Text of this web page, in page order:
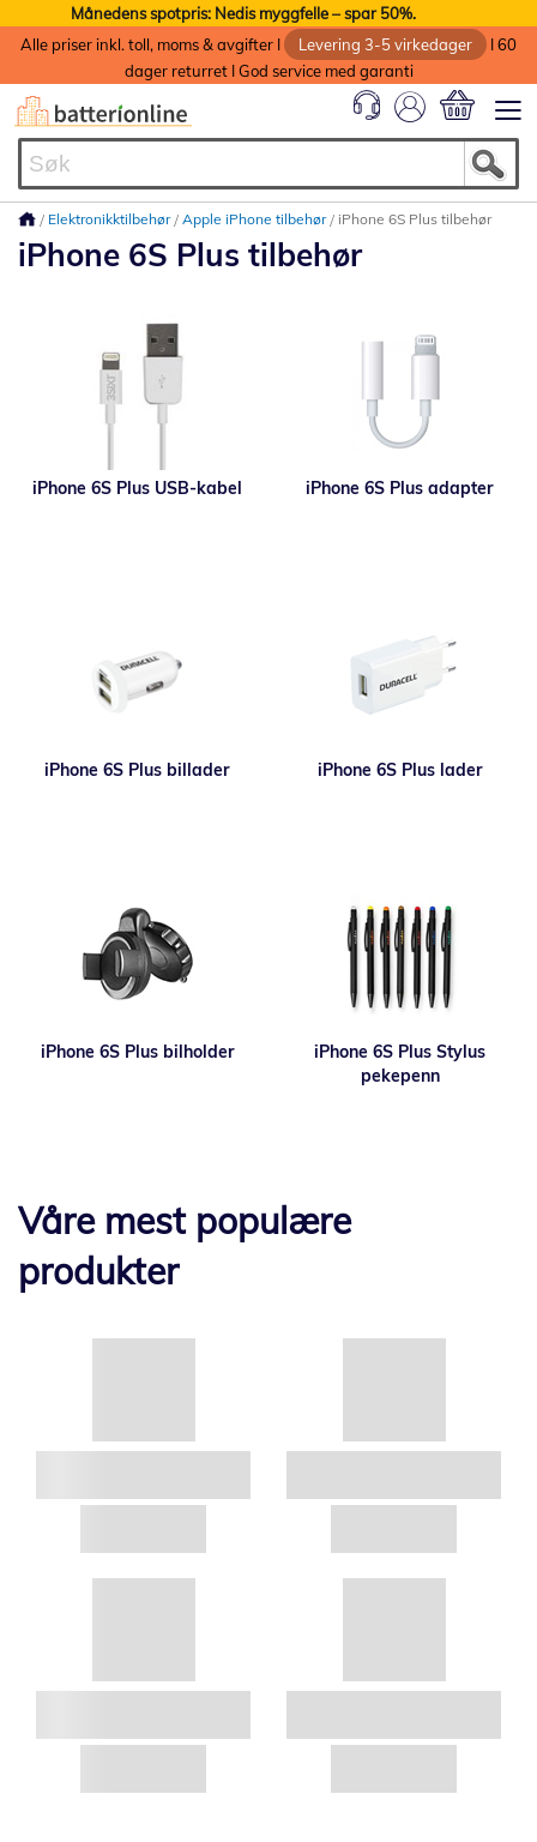
Månedens spotpris: Nedis myggfelle – spar 50%.
Alle priser inkl. toll, moms & avgifter I
Levering 3-5 virkedager
I 60
dager returret I God service med garanti
Elektronikktilbehør Apple iPhone tilbehør iPhone 6S Plus tilbehør
iPhone 6S Plus tilbehør
iPhone 6S Plus USB-kabel iPhone 6S Plus adapter
iPhone 6S Plus billader iPhone 6S Plus lader
iPhone 6S Plus bilholder
iPhone 6S Plus Stylus
pekepenn
Våre mest populære
produkter